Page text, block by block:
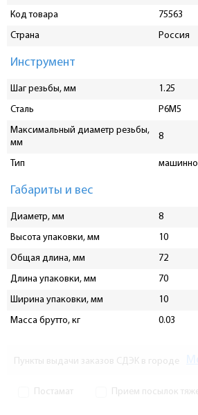
Код товара
75563
Страна
Россия
Инструмент
Шаг резьбы, мм
1.25
Сталь
P6M5
Максимальный диаметр резьбы,
мм
8
Тип
Габариты и вес
Диаметр, мм
8
Высота упаковки, мм
10
Общая длина, мм
72
Длина упаковки, мм
70
Ширина упаковки, мм
10
Масса брутто, кг
0.03
Пункты выдачи заказов СДЭК в городе
Постамат Прием посылок